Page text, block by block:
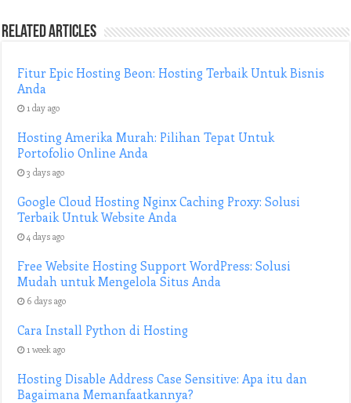
Related Articles
Fitur Epic Hosting Beon: Hosting Terbaik Untuk Bisnis
Anda
1 day ago
Hosting Amerika Murah: Pilihan Tepat Untuk
Portofolio Online Anda
3 days ago
Google Cloud Hosting Nginx Caching Proxy: Solusi
Terbaik Untuk Website Anda
4 days ago
Free Website Hosting Support WordPress: Solusi
Mudah untuk Mengelola Situs Anda
6 days ago
Cara Install Python di Hosting
1 week ago
Hosting Disable Address Case Sensitive: Apa itu dan
Bagaimana Memanfaatkannya?